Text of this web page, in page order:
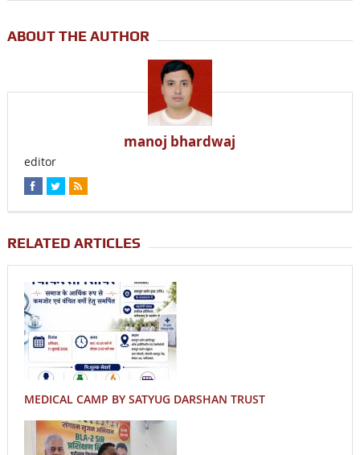
ABOUT THE AUTHOR
manoj bhardwaj
editor
RELATED ARTICLES
MEDICAL CAMP BY SATYUG DARSHAN TRUST